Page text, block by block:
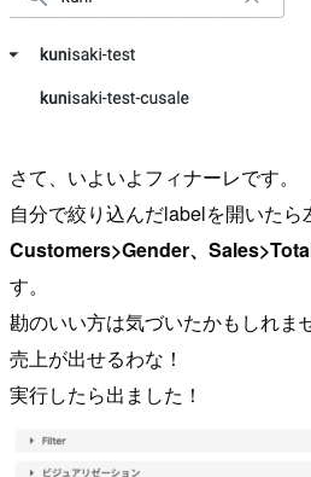
さて、いよいよフィナーレです。
自分で絞り込んだlabelを開いたら
Customers>Gender、
す。
勘のいい方は気づいたかもしれま
売上が出せるわな！
実行したら出ました！